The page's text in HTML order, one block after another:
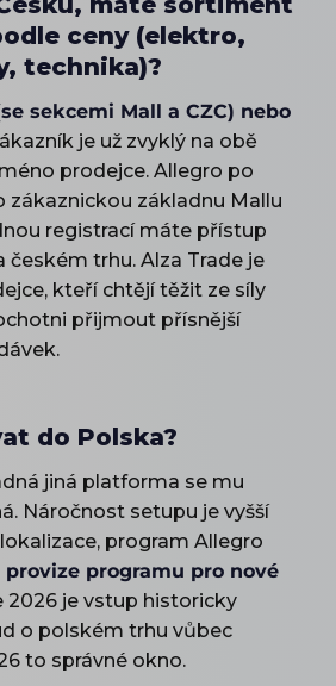
ceny (elektro,
technika)?
sekcemi Mall a CZC) nebo
je už zvyklý na obě
prodejce. Allegro po
zákaznickou základnu Mallu
registrací máte přístup
českém trhu. Alza Trade je
kteří chtějí těžit ze síly
přijmout přísnější
do Polska?
jiná platforma se mu
Náročnost setupu je vyšší
program Allegro
provize programu pro nové
2026 je vstup historicky
o polském trhu vůbec
to správné okno.